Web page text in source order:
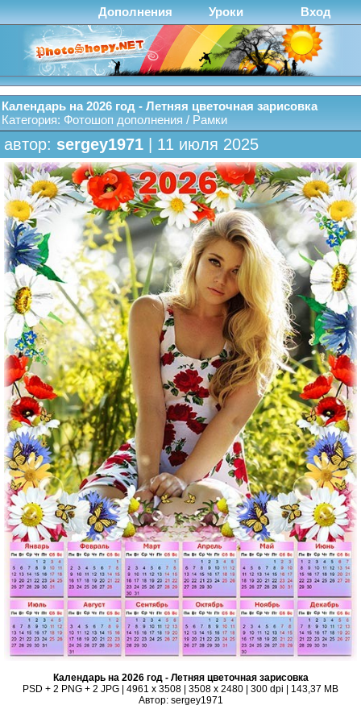
Дополнения Уроки Вход
Календарь на 2026 год - Летняя цветочная зарисовка
Категория: Фотошоп дополнения / Рамки
автор: sergey1971 | 11 июля 2025
Календарь на 2026 год - Летняя цветочная зарисовка
PSD + 2 PNG + 2 JPG | 4961 x 3508 | 3508 x 2480 | 300 dpi | 143,37 MB
Автор: sergey1971